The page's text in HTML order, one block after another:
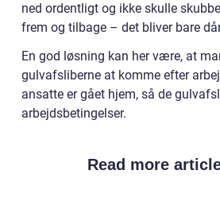
ned ordentligt og ikke skulle
frem og tilbage – det bliver bare
En god løsning kan her være, at
gulvafsliberne at komme efter
ansatte er gået hjem, så de
arbejdsbetingelser.
Read more